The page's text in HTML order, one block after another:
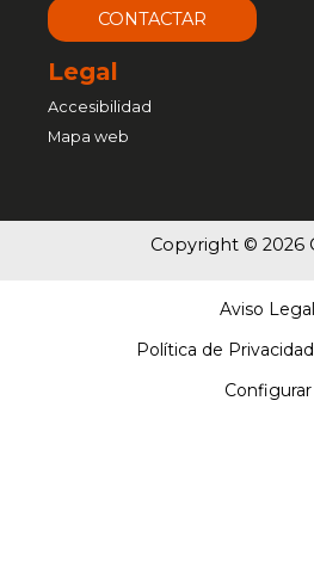
CONTACTAR
Legal
Accesibilidad
Mapa web
Copyright © 2026
Aviso Legal
Política de
Configurar